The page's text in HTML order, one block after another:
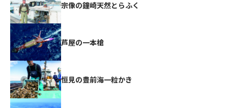
宗像の鐘崎天然とらふく
芦屋の一本槍
恒見の豊前海一粒かき